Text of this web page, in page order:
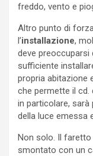
freddo, vento e
Altro punto di
l’installazione,
deve preoccuparsi
sufficiente
propria abitazione
che permette il
in particolare, sarà
della luce emessa
Non solo. Il
smontato con un